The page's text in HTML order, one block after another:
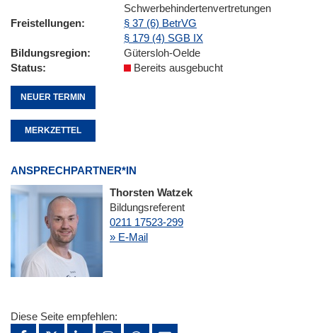
Schwerbehindertenvertretungen
Freistellungen
§ 37 (6) BetrVG
§ 179 (4) SGB IX
Bildungsregion
Gütersloh-Oelde
Status
Bereits ausgebucht
NEUER TERMIN
MERKZETTEL
ANSPRECHPARTNER*IN
Thorsten Watzek
Bildungsreferent
0211 17523-299
» E-Mail
Diese Seite empfehlen: